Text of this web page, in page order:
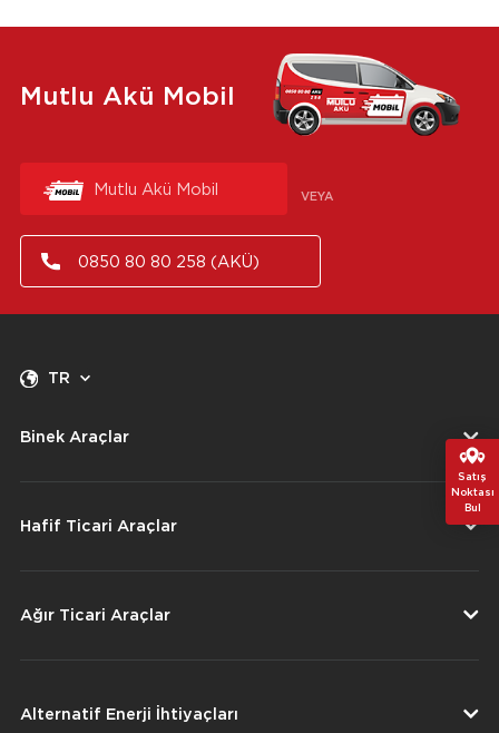
Satış
Noktası
Bul
Mutlu Akü Mobil
Mutlu Akü Mobil VEYA
0850 80 80 258 (AKÜ)
TR
Binek Araçlar
Hafif Ticari Araçlar
Ağır Ticari Araçlar
Alternatif Enerji İhtiyaçları